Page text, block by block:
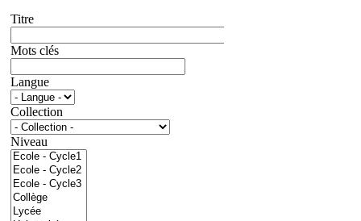
Titre
Mots clés
Langue
Collection
Niveau